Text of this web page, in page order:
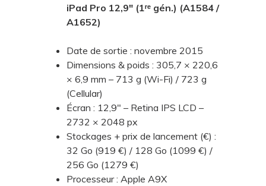
iPad Pro 12,9" (1ʳᵉ gén.) (A1584 /
A1652)
Date de sortie : novembre 2015
Dimensions & poids : 305,7 × 220,6
× 6,9 mm – 713 g (Wi-Fi) / 723 g
(Cellular)
Écran : 12,9" – Retina IPS LCD –
2732 × 2048 px
Stockages + prix de lancement (€) :
32 Go (919 €) / 128 Go (1099 €) /
256 Go (1279 €)
Processeur : Apple A9X